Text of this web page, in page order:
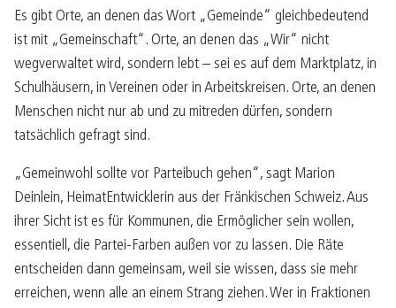
Es gibt Orte, an denen das Wort „Gemeinde“ gleichbedeutend
ist mit „Gemeinschaft“. Orte, an denen das „Wir“ nicht
wegverwaltet wird, sondern lebt – sei es auf dem Marktplatz, in
Schulhäusern, in Vereinen oder in Arbeitskreisen. Orte, an denen
Menschen nicht nur ab und zu mitreden dürfen, sondern
tatsächlich gefragt sind.
„Gemeinwohl sollte vor Parteibuch gehen“, sagt Marion
Deinlein, HeimatEntwicklerin aus der Fränkischen Schweiz. Aus
ihrer Sicht ist es für Kommunen, die Ermöglicher sein wollen,
essentiell, die Partei-Farben außen vor zu lassen. Die Räte
entscheiden dann gemeinsam, weil sie wissen, dass sie mehr
erreichen, wenn alle an einem Strang ziehen. Wer in Fraktionen